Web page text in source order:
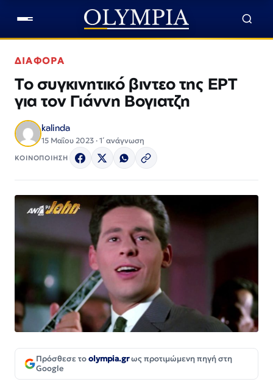
ΔΙΑΦΟΡΑ
Το συγκινητικό βιντεο της ΕΡΤ
για τον Γιάννη Βογιατζη
kalinda
15 Μαΐου 2023 · 1΄ ανάγνωση
ΚΟΙΝΟΠΟΙΗΣΗ
Πρόσθεσε τοolympia.grως προτιμώμενη πηγή στη
Google